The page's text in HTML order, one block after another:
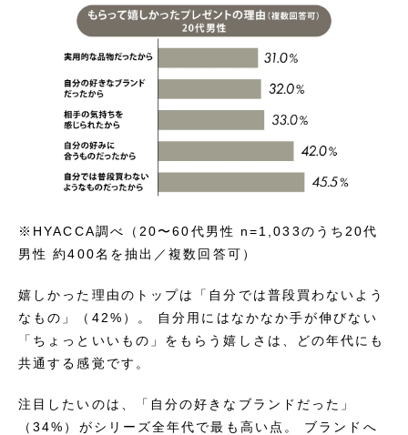
※HYACCA調べ（20〜60代男性 n=1,033のうち20代
男性 約400名を抽出／複数回答可）
嬉しかった理由のトップは「自分では普段買わないよう
なもの」（42%）。 自分用にはなかなか手が伸びない
「ちょっといいもの」をもらう嬉しさは、どの年代にも
共通する感覚です。
注目したいのは、「自分の好きなブランドだった」
（34%）がシリーズ全年代で最も高い点。 ブランドへ